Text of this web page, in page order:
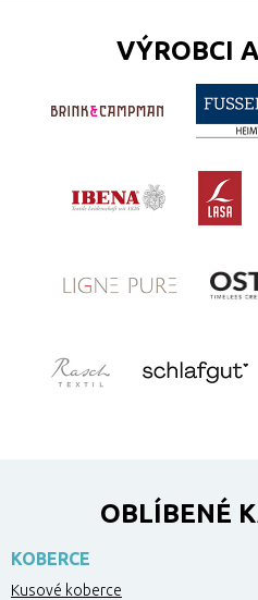
VÝROBCI
OBLÍBENÉ
KOBERCE
Kusové koberce